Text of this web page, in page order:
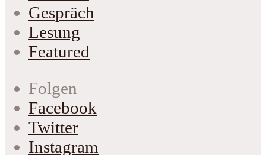
Gespräch
Lesung
Featured
Folgen
Facebook
Twitter
Instagram